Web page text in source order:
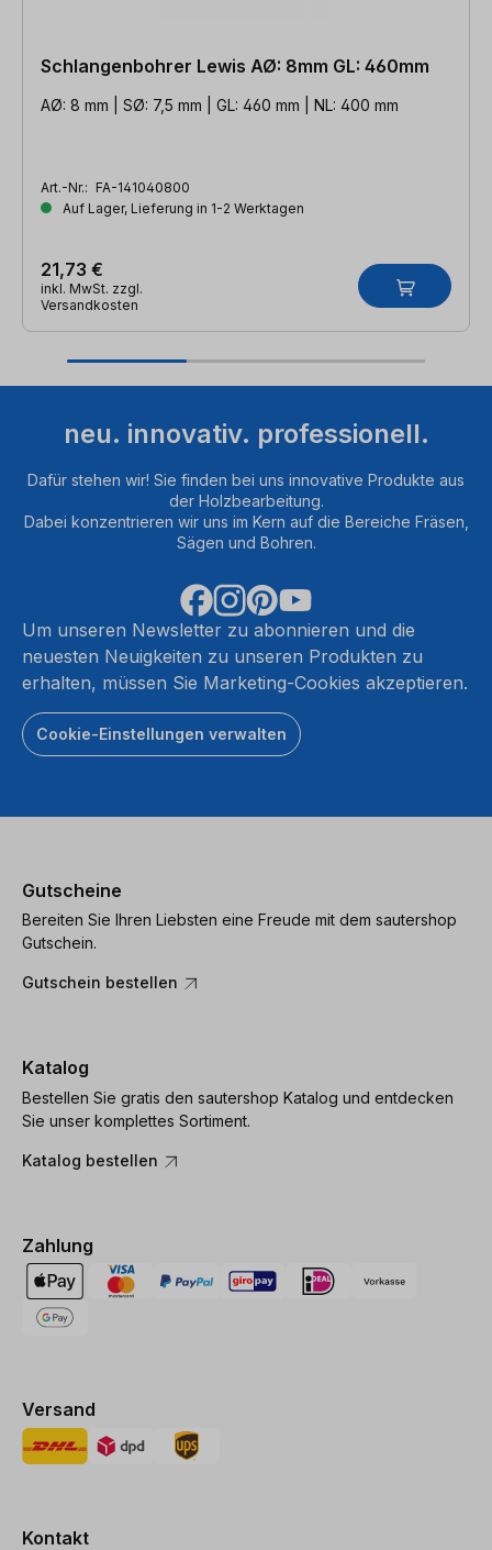
Schlangenbohrer Lewis AØ: 8mm GL: 460mm
AØ: 8 mm | SØ: 7,5 mm | GL: 460 mm | NL: 400 mm
Art.-Nr.: FA-141040800
Auf Lager, Lieferung in 1-2 Werktagen
21,73 €
inkl. MwSt. zzgl.
Versandkosten
neu. innovativ. professionell.
Dafür stehen wir! Sie finden bei uns innovative Produkte aus
der Holzbearbeitung.
Dabei konzentrieren wir uns im Kern auf die Bereiche Fräsen,
Sägen und Bohren.
Um unseren Newsletter zu abonnieren und die
neuesten Neuigkeiten zu unseren Produkten zu
erhalten, müssen Sie Marketing-Cookies akzeptieren.
Cookie-Einstellungen verwalten
Gutscheine
Bereiten Sie Ihren Liebsten eine Freude mit dem sautershop
Gutschein.
Gutschein bestellen
Katalog
Bestellen Sie gratis den sautershop Katalog und entdecken
Sie unser komplettes Sortiment.
Katalog bestellen
Zahlung
Versand
Kontakt